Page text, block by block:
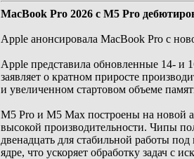
MacBook Pro 2026 с M5 Pro
Apple анонсировала MacBook Pro с
Apple представила обновленные 14-
заявляет о кратном приросте
и увеличенном стартовом объеме
M5 Pro и M5 Max построены на новой
высокой производительности. Чипы
двенадцать для стабильной работы
ядре, что ускоряет обработку задач с